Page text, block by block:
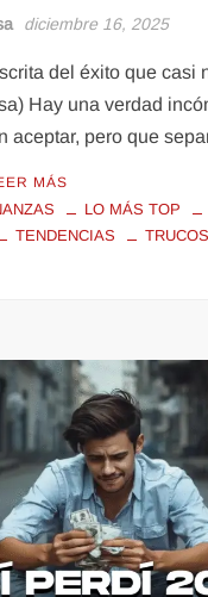
diciembre 16, 2025
del éxito que casi
Hay una verdad
aceptar, pero que
MÁS
LO MÁS TOP
TENDENCIAS